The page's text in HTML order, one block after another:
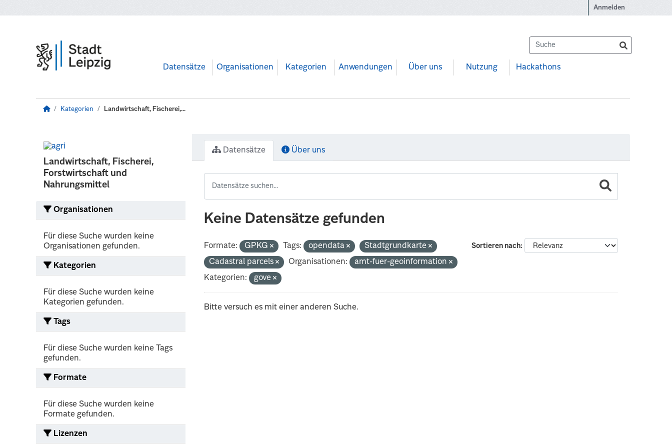
Anmelden
Datensätze Organisationen Kategorien Anwendungen Über uns Nutzung Hackathons
Kategorien Landwirtschaft, Fischerei,...
Landwirtschaft, Fischerei,
Forstwirtschaft und
Nahrungsmittel
Organisationen
Für diese Suche wurden keine
Organisationen gefunden.
Kategorien
Für diese Suche wurden keine
Kategorien gefunden.
Tags
Für diese Suche wurden keine Tags
gefunden.
Formate
Für diese Suche wurden keine
Formate gefunden.
Lizenzen
Datensätze Über uns
Keine Datensätze gefunden
Sortieren nach
Formate: GPKG Tags: opendata
Stadtgrundkarte
Cadastral parcels
Organisationen:
amt-fuer-geoinformation
Kategorien:
gove
Bitte versuch es mit einer anderen Suche.